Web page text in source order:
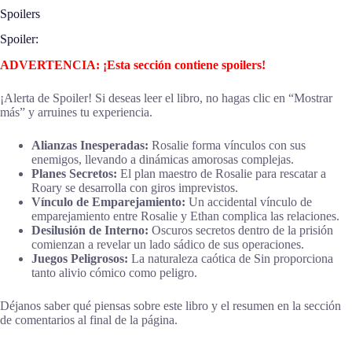
Spoilers
Spoiler:
ADVERTENCIA: ¡Esta sección contiene spoilers!
¡Alerta de Spoiler! Si deseas leer el libro, no hagas clic en “Mostrar
más” y arruines tu experiencia.
Alianzas Inesperadas: Rosalie forma vínculos con sus
enemigos, llevando a dinámicas amorosas complejas.
Planes Secretos: El plan maestro de Rosalie para rescatar a
Roary se desarrolla con giros imprevistos.
Vínculo de Emparejamiento: Un accidental vínculo de
emparejamiento entre Rosalie y Ethan complica las relaciones.
Desilusión de Interno: Oscuros secretos dentro de la prisión
comienzan a revelar un lado sádico de sus operaciones.
Juegos Peligrosos: La naturaleza caótica de Sin proporciona
tanto alivio cómico como peligro.
Déjanos saber qué piensas sobre este libro y el resumen en la sección
de comentarios al final de la página.